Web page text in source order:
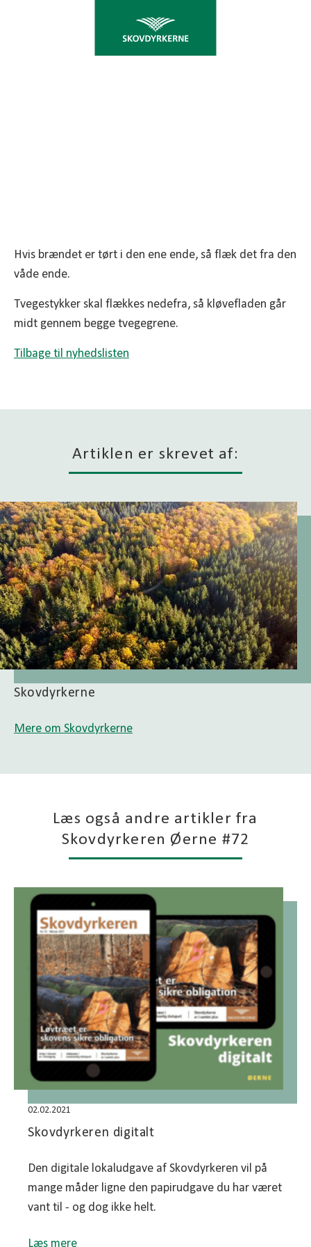
Hvis brændet er tørt i den ene ende, så flæk det fra den
våde ende.
Tvegestykker skal flækkes nedefra, så kløvefladen går
midt gennem begge tvegegrene.
Tilbage til nyhedslisten
Artiklen er skrevet af:
Skovdyrkerne
Mere om Skovdyrkerne
Læs også andre artikler fra
Skovdyrkeren Øerne #72
02.02.2021
Skovdyrkeren digitalt
Den digitale lokaludgave af Skovdyrkeren vil på
mange måder ligne den papirudgave du har været
vant til - og dog ikke helt.
Læs mere